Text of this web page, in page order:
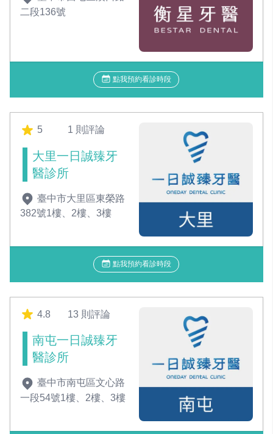
二段136號
點我預約看診時段
5 1 則評論
大里一日誠臻牙
醫診所
臺中市大里區東榮路
382號1樓、2樓、3樓
點我預約看診時段
4.8 13 則評論
南屯一日誠臻牙
醫診所
臺中市南屯區文心路
一段54號1樓、2樓、3樓